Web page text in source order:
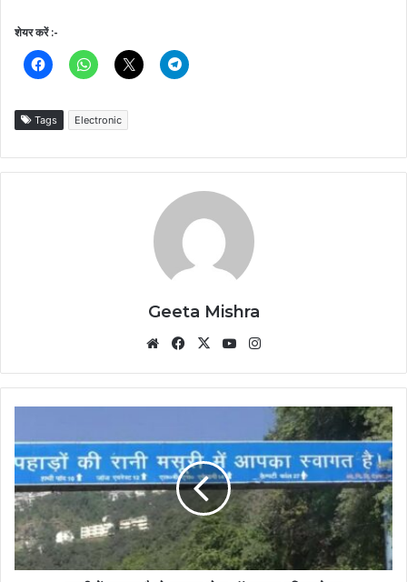
शेयर करें :-
Tags Electronic
Geeta Mishra
WebsiteFacebook
X YouTube